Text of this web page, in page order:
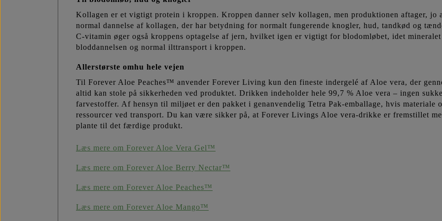
Kollagen er et vigtigt protein i kroppen. Kroppen danner selv kollagen, men produktionen aftager,
normal dannelse af kollagen, der har betydning for normalt fungerende knogler, hud, tandkød og
C-vitamin øger også kroppens optagelse af jern, hvilket igen er vigtigt for blodomløbet, idet
bloddannelsen og normal ilttransport i kroppen.
Allerstørste omhu hele vejen
Til Forever Aloe Peaches™ anvender Forever Living kun den fineste indergelé af Aloe vera, der
altid kan stole på sikkerheden ved produktet. Drikken indeholder hele 99,7 % Aloe vera – ingen
farvestoffer. Af hensyn til miljøet er den pakket i genanvendelig Tetra Pak-emballage, hvis materiale
ressourcer ved transport. Du kan være sikker på, at Forever Livings Aloe vera-drikke er fremstillet
plante til det færdige produkt.
Læs mere om Forever Aloe Vera Gel™
Læs mere om Forever Aloe Berry Nectar™
Læs mere om Forever Aloe Peaches™
Læs mere om Forever Aloe Mango™